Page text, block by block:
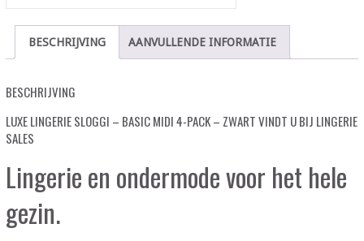
BESCHRIJVING AANVULLENDE INFORMATIE
BESCHRIJVING
LUXE LINGERIE SLOGGI – BASIC MIDI 4-PACK – ZWART VINDT U BIJ LINGERIE
SALES
Lingerie en ondermode voor het hele
gezin.